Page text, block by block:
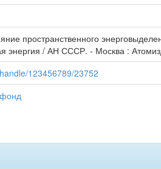
пространственного
энергия / АН СССР. - Москва :
123456789/23752